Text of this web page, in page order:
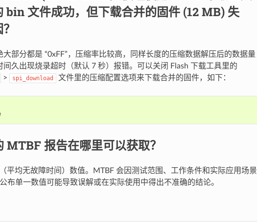
bin 文件成功，但下载合并的固件 (12 MB) 失
大部分都是 “0xFF”，压缩率比较高，同样长度的压缩数据解压后的数据量
间久出现烧录超时（默认 7 秒）报错。可以关闭 Flash 下载工具里的
> spi_download 文件里的压缩配置选项来下载合并的固件，如下：
MTBF 报告在哪里可以获取？
平均无故障时间）数值。MTBF 会因测试范围、工作条件和实际应用场景
布单一数值可能导致误解或在实际使用中得出不准确的结论。